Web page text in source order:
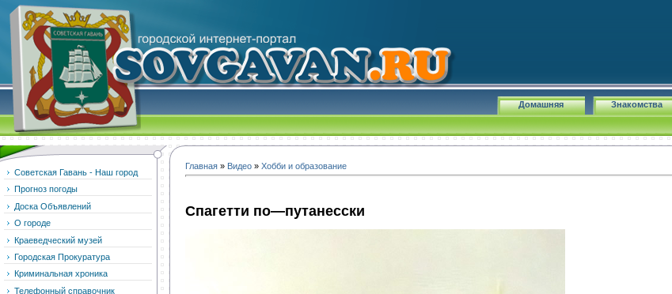
Знакомства
Домашняя
Советская Гавань - Наш город
Прогноз погоды
Доска Объявлений
О городе
Краеведческий музей
Городская Прокуратура
Криминальная хроника
Телефонный справочник
Главная » Видео » Хобби и образование
Спагетти по—путанесски